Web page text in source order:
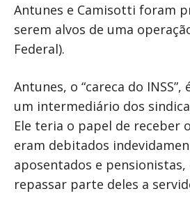
Antunes e Camisotti foram
serem alvos de uma
Federal).
Antunes, o “careca do INSS”,
um intermediário dos
Ele teria o papel de receber
eram debitados
aposentados e pensionistas,
repassar parte deles a